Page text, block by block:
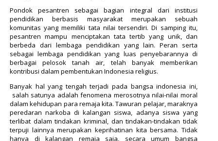
Pondok pesantren sebagai bagian integral dari institusi
pendidikan berbasis masyarakat merupakan sebuah
komunitas yang memiliki tata nilai tersendiri. Di samping itu,
pesantren mampu menciptakan tata tertib yang unik, dan
berbeda dari lembaga pendidikan yang lain. Peran serta
sebagai lembaga pendidikan yang luas penyebarannya di
berbagai pelosok tanah air, telah banyak memberikan
kontribusi dalam pembentukan Indonesia religius.
Banyak hal yang tengah terjadi pada bangsa indonesia ini,
salah satunya adalah fenomena merosotnya nilai-nilai moral
dalam kehidupan para remaja kita. Tawuran pelajar, maraknya
peredaran narkoba di kalangan siswa, adanya siswa yang
terlibat dalam tindakan kriminal, dan tindakan-tindakan tidak
terpuji lainnya merupakan keprihatinan kita bersama. Tidak
hanya di kalangan remaja saja, secara umum bangsa